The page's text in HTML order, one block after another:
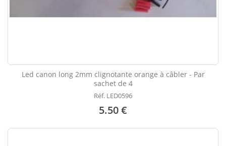
Led canon long 2mm clignotante orange à câbler - Par
sachet de 4
Réf. LED0596
5.50 €